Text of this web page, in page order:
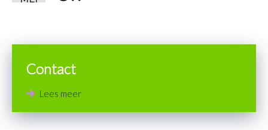
Contact
Lees meer